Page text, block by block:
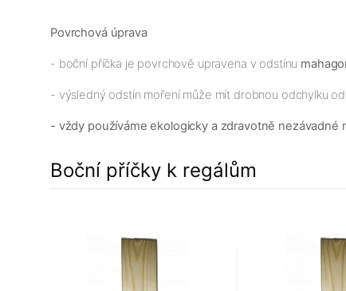
Povrchová úprava
- boční příčka je povrchově upravena v odstínu
- výsledný odstín moření může mít drobnou odchylku
- vždy používáme ekologicky a zdravotně nezávadné
Boční příčky k regálům